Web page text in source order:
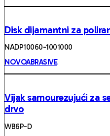
Disk dijamantni za
NADP10060-1001000
NOVOABRASIVE
Vijak samourezujući za
drvo
WB6P-D